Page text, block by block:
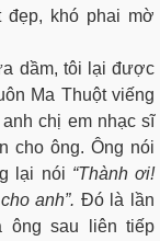
đẹp, khó phai mờ
dầm, tôi lại được
Ma Thuột viếng
chị em nhạc sĩ
cho ông. Ông nói
lại nói “Thành ơi!
anh”. Đó là lần
ông sau liên tiếp